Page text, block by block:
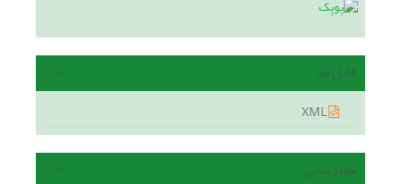
فایل ها
هم رسانی